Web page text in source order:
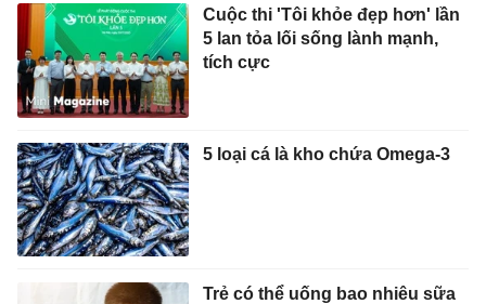
Cuộc thi 'Tôi khỏe đẹp hơn' lần
5 lan tỏa lối sống lành mạnh,
tích cực
5 loại cá là kho chứa Omega-3
Trẻ có thể uống bao nhiêu sữa